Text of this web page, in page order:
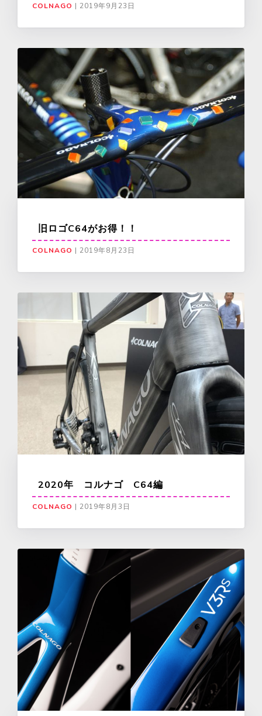
COLNAGO | 2019年9月23日
旧ロゴC64がお得！！
COLNAGO | 2019年8月23日
2020年 コルナゴ C64編
COLNAGO | 2019年8月3日